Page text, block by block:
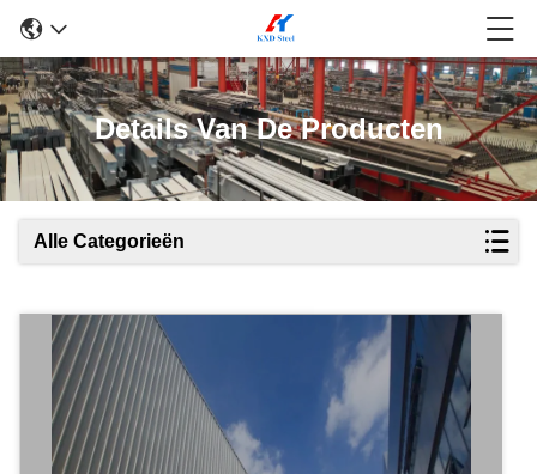
Details Van De Producten
Alle Categorieën